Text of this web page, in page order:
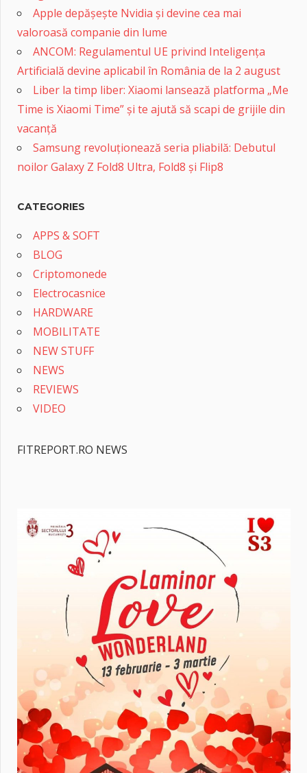
Apple depășește Nvidia și devine cea mai
valoroasă companie din lume
ANCOM: Regulamentul UE privind Inteligența
Artificială devine aplicabil în România de la 2 august
Liber la timp liber: Xiaomi lansează platforma „Me
Time is Xiaomi Time” și te ajută să scapi de grijile din
vacanță
Samsung revoluționează seria pliabilă: Debutul
noilor Galaxy Z Fold8 Ultra, Fold8 și Flip8
CATEGORIES
APPS & SOFT
BLOG
Criptomonede
Electrocasnice
HARDWARE
MOBILITATE
NEW STUFF
NEWS
REVIEWS
VIDEO
FITREPORT.RO NEWS